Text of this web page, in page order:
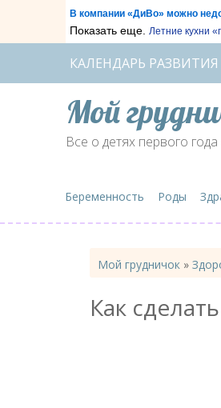
В компании «ДиВо» можно
Показать еще. Летние кухни
КАЛЕНДАРЬ РАЗВИТИЯ
Мой
Все о детях первого
Беременность Роды
Мой грудничок »
Как